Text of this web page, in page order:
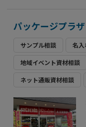
パッケージプラ
サンプル相談 名入
地域イベント資材相談
ネット通販資材相談